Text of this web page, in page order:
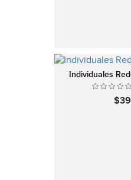
Individuales